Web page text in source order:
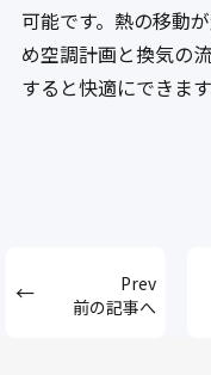
可能です。熱の移動
め空調計画と換気の
すると快適にできます
前の記事へ